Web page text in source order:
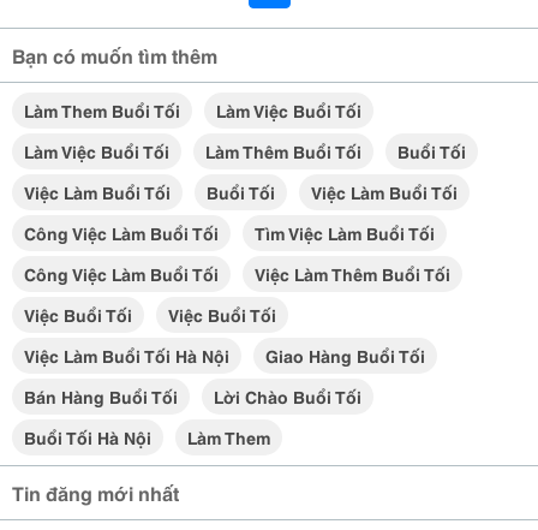
Bạn có muốn tìm thêm
Làm Them Buổi Tối
Làm Việc Buổi Tối
Làm Việc Buổi Tối
Làm Thêm Buổi Tối
Buổi Tối
Việc Làm Buổi Tối
Buổi Tối
Việc Làm Buổi Tối
Công Việc Làm Buổi Tối
Tìm Việc Làm Buổi Tối
Công Việc Làm Buổi Tối
Việc Làm Thêm Buổi Tối
Việc Buổi Tối
Việc Buổi Tối
Việc Làm Buổi Tối Hà Nội
Giao Hàng Buổi Tối
Bán Hàng Buổi Tối
Lời Chào Buổi Tối
Buổi Tối Hà Nội
Làm Them
Tin đăng mới nhất